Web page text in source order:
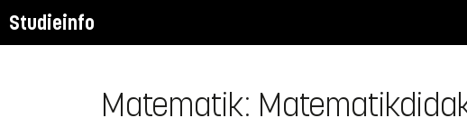
Studieinfo
Matematik: